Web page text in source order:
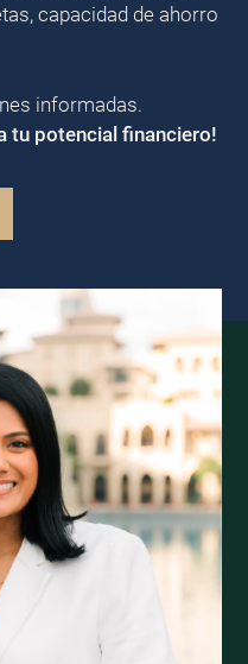
capacidad de ahorro
informadas.
tu potencial financiero!